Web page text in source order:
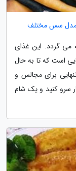
می گردد. این غذای
است که تا به حال
برای مجالس و
سرو کنید و یک شام